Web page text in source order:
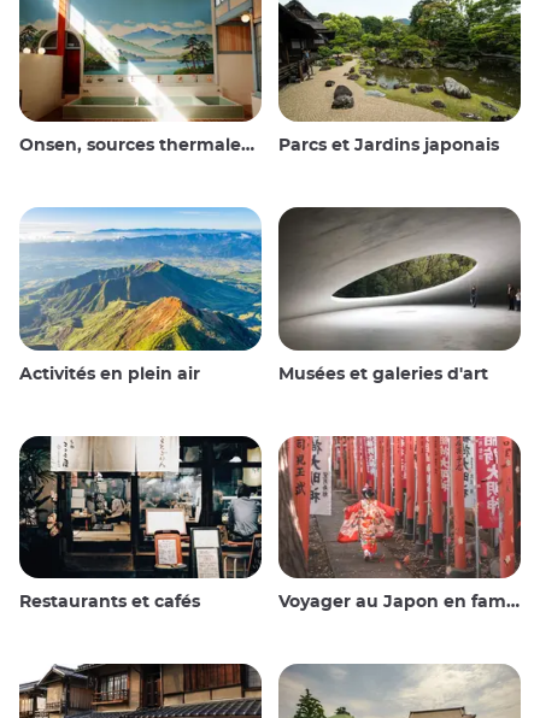
Onsen, sources thermales et bains publics Parcs et Jardins japonais
Activités en plein air Musées et galeries d'art
Restaurants et cafés Voyager au Japon en famille